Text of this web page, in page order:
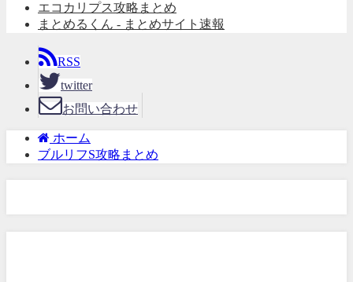
エコカリプス攻略まとめ
まとめるくん - まとめサイト速報
RSS
twitter
お問い合わせ
ホーム
ブルリフS攻略まとめ